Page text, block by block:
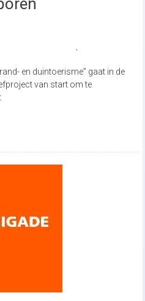
en duintoerisme” gaat in de
van start om te